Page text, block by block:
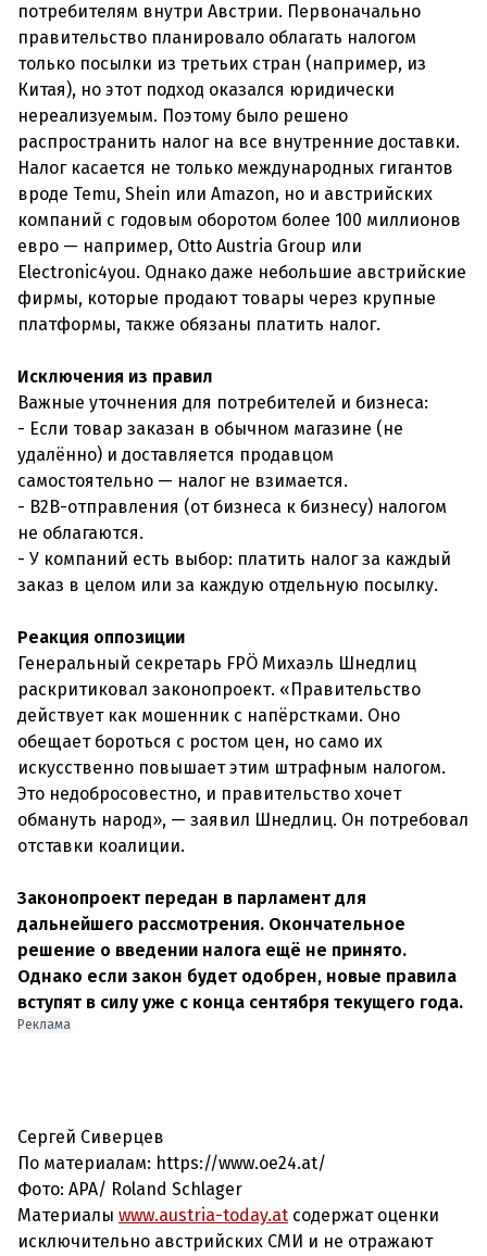
потребителям внутри Австрии. Первоначально
правительство планировало облагать налогом
только посылки из третьих стран (например, из
Китая), но этот подход оказался юридически
нереализуемым. Поэтому было решено
распространить налог на все внутренние доставки.
Налог касается не только международных гигантов
вроде Temu, Shein или Amazon, но и австрийских
компаний с годовым оборотом более 100 миллионов
евро — например, Otto Austria Group или
Electronic4you. Однако даже небольшие австрийские
фирмы, которые продают товары через крупные
платформы, также обязаны платить налог.
Исключения из правил
Важные уточнения для потребителей и бизнеса:
- Если товар заказан в обычном магазине (не
удалённо) и доставляется продавцом
самостоятельно — налог не взимается.
- B2B-отправления (от бизнеса к бизнесу) налогом
не облагаются.
- У компаний есть выбор: платить налог за каждый
заказ в целом или за каждую отдельную посылку.
Реакция оппозиции
Генеральный секретарь FPÖ Михаэль Шнедлиц
раскритиковал законопроект. «Правительство
действует как мошенник с напёрстками. Оно
обещает бороться с ростом цен, но само их
искусственно повышает этим штрафным налогом.
Это недобросовестно, и правительство хочет
обмануть народ», — заявил Шнедлиц. Он потребовал
отставки коалиции.
Законопроект передан в парламент для
дальнейшего рассмотрения. Окончательное
решение о введении налога ещё не принято.
Однако если закон будет одобрен, новые правила
вступят в силу уже с конца сентября текущего года.
Реклама
Сергей Сиверцев
По материалам: https://www.oe24.at/
Фото: APA/ Roland Schlager
Материалы www.austria-today.at содержат оценки
исключительно австрийских СМИ и не отражают